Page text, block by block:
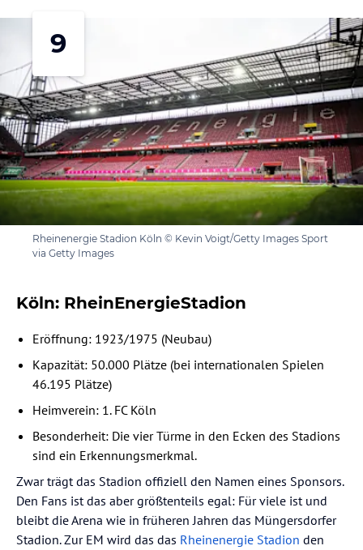
9
Rheinenergie Stadion Köln © Kevin Voigt/Getty Images Sport
via Getty Images
Köln: RheinEnergieStadion
Eröffnung: 1923/1975 (Neubau)
Kapazität: 50.000 Plätze (bei internationalen Spielen
46.195 Plätze)
Heimverein: 1. FC Köln
Besonderheit: Die vier Türme in den Ecken des Stadions
sind ein Erkennungsmerkmal.
Zwar trägt das Stadion offiziell den Namen eines Sponsors.
Den Fans ist das aber größtenteils egal: Für viele ist und
bleibt die Arena wie in früheren Jahren das Müngersdorfer
Stadion. Zur EM wird das das Rheinenergie Stadion den